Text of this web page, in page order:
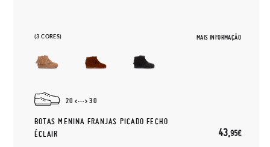
(3 CORES) MAIS INFORMAÇÃO
20 30
BOTAS MENINA FRANJAS PICADO FECHO
ÉCLAIR
43,95€